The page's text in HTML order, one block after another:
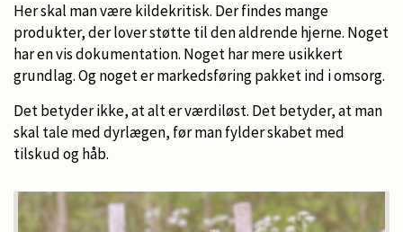
Her skal man være kildekritisk. Der findes mange
produkter, der lover støtte til den aldrende hjerne. Noget
har en vis dokumentation. Noget har mere usikkert
grundlag. Og noget er markedsføring pakket ind i omsorg.
Det betyder ikke, at alt er værdiløst. Det betyder, at man
skal tale med dyrlægen, før man fylder skabet med
tilskud og håb.